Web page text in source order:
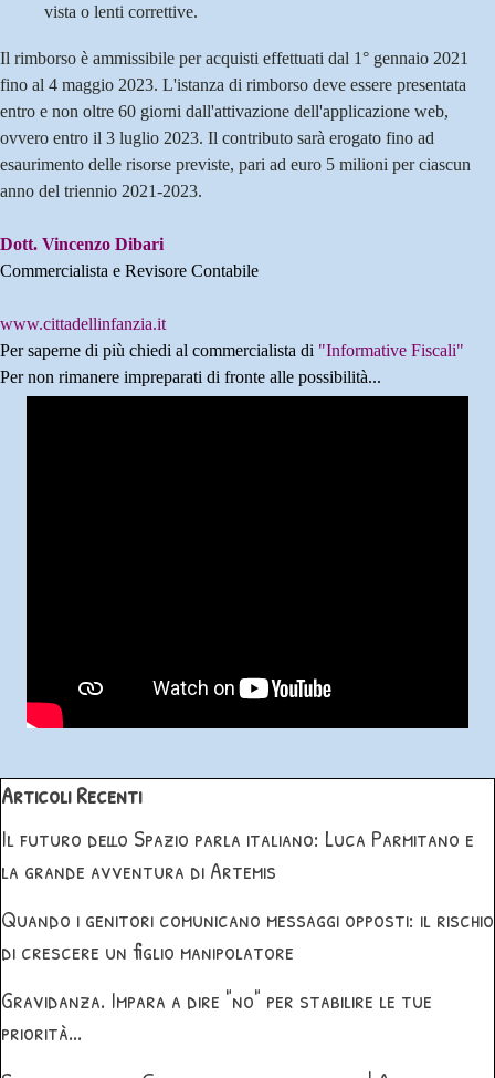
vista o lenti correttive.
Il rimborso è ammissibile per acquisti effettuati dal 1° gennaio 2021
fino al 4 maggio 2023. L'istanza di rimborso deve essere presentata
entro e non oltre 60 giorni dall'attivazione dell'applicazione web,
ovvero entro il 3 luglio 2023. Il contributo sarà erogato fino ad
esaurimento delle risorse previste, pari ad euro 5 milioni per ciascun
anno del triennio 2021-2023.
Dott. Vincenzo Dibari
Commercialista e Revisore Contabile
www.cittadellinfanzia.it
Per saperne di più chiedi al commercialista di "Informative Fiscali"
Per non rimanere impreparati di fronte alle possibilità...
Salta blocco Articoli Recenti
Articoli Recenti
Il futuro dello Spazio parla italiano: Luca Parmitano e
la grande avventura di Artemis
Quando i genitori comunicano messaggi opposti: il rischio
di crescere un figlio manipolatore
Gravidanza. Impara a dire "no" per stabilire le tue
priorità...